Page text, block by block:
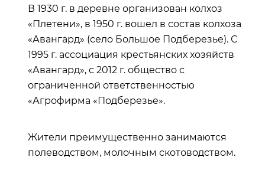
В 1930 г. в деревне организован колхоз
«Плетени», в 1950 г. вошел в состав колхоза
«Авангард» (село Большое Подберезье). С
1995 г. ассоциация крестьянских хозяйств
«Авангард», с 2012 г. общество с
ограниченной ответственностью
«Агрофирма «Подберезье».
Жители преимущественно занимаются
полеводством, молочным скотоводством.